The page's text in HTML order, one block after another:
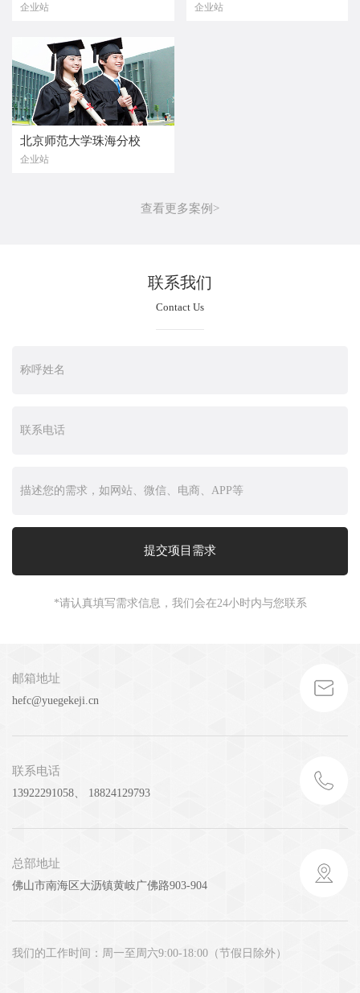
企业站 企业站
北京师范大学珠海分校
企业站
查看更多案例>
联系我们
Contact Us
*请认真填写需求信息，我们会在24小时内与您联系
邮箱地址
hefc@yuegekeji.cn
联系电话
13922291058、 18824129793
总部地址
佛山市南海区大沥镇黄岐广佛路903-904
我们的工作时间：周一至周六9:00-18:00（节假日除外）